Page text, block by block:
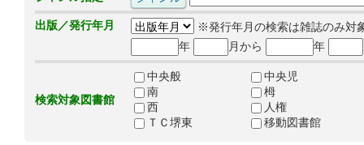
出版／発行年月
※発行年月の検索は雑誌のみ対
年
月から 年
検索対象図書館
中央般
中央児
南
栂
西
人権
ＴＣ堺東
移動図書館